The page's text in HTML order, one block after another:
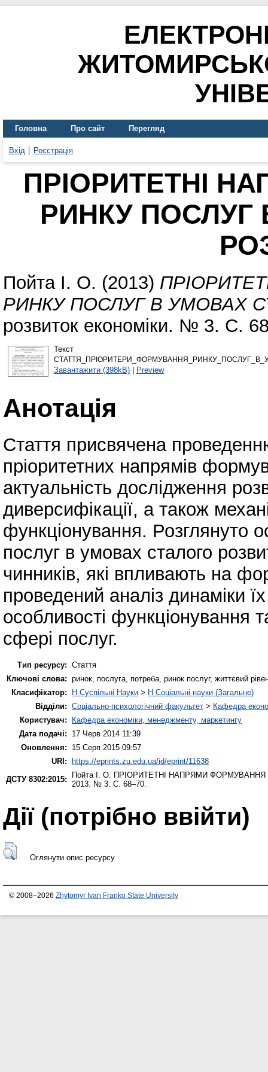
Головна Про сайт Перегляд
Вхід Реєстрація
ПРІОРИТЕТНІ
РИНКУ ПОСЛУГ
Пойта І. О. (2013)
РИНКУ ПОСЛУГ В УМОВАХ
розвиток економіки. № 3. С.
Текст
Завантажити (398kB)| Preview
Анотація
Стаття присвячена
пріоритетних напрямів
актуальність дослідження
диверсифікації, а також
функціонування. Розглянуто
послуг в умовах сталого
чинників, які впливають на
проведений аналіз динаміки
особливості функціонування
сфері послуг.
Тип ресурсу: Стаття
Ключові слова: ринок, послуга, потреба, ринок послуг, життєвий
Класифікатор:
H Суспільні Науки > H Соціальні науки (Загальне)
Відділи: Соціально-психологічний факультет > Кафедра
Користувач:
Кафедра економіки, менеджменту, маркетингу
Дата подачі:
17 Черв 2014 11:39
Оновлення:
15 Серп 2015 09:57
URI: https://eprints.zu.edu.ua/id/eprint/11638
ДСТУ 8302:2015:
Пойта І. О. ПРІОРИТЕТНІ НАПРЯМИ
2013. № 3. С. 68–70.
Дії ​​(потрібно ввійти)
Оглянути опис ресурсу
© 2008–2026 Zhytomyr Ivan Franko State University